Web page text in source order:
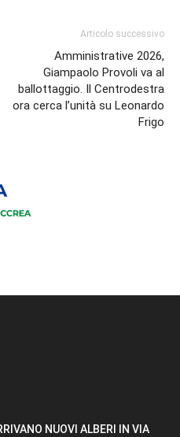
Articolo successivo
Amministrative 2026,
Giampaolo Provoli va al
ballottaggio. Il Centrodestra
ora cerca l’unità su Leonardo
Frigo
NUOVI ALBERI IN VIA